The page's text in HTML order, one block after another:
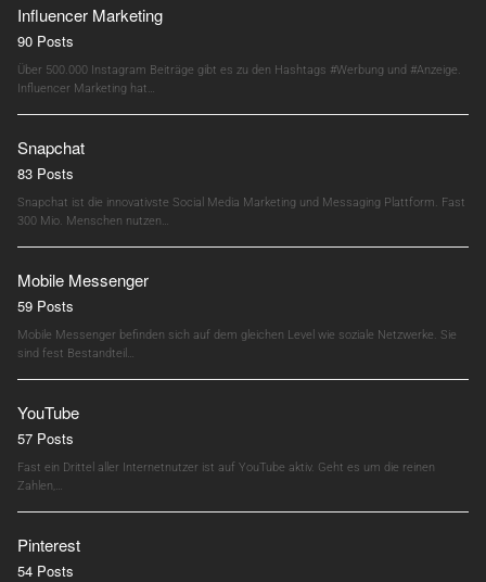
Influencer Marketing
90 Posts
Über 500.000 Instagram Beiträge gibt es zu den Hashtags #Werbung und #Anzeige.
Influencer Marketing hat…
Snapchat
83 Posts
Snapchat ist die innovativste Social Media Marketing und Messaging Plattform. Fast
300 Mio. Menschen nutzen…
Mobile Messenger
59 Posts
Mobile Messenger befinden sich auf dem gleichen Level wie soziale Netzwerke. Sie
sind fest Bestandteil…
YouTube
57 Posts
Fast ein Drittel aller Internetnutzer ist auf YouTube aktiv. Geht es um die reinen
Zahlen,…
Pinterest
54 Posts